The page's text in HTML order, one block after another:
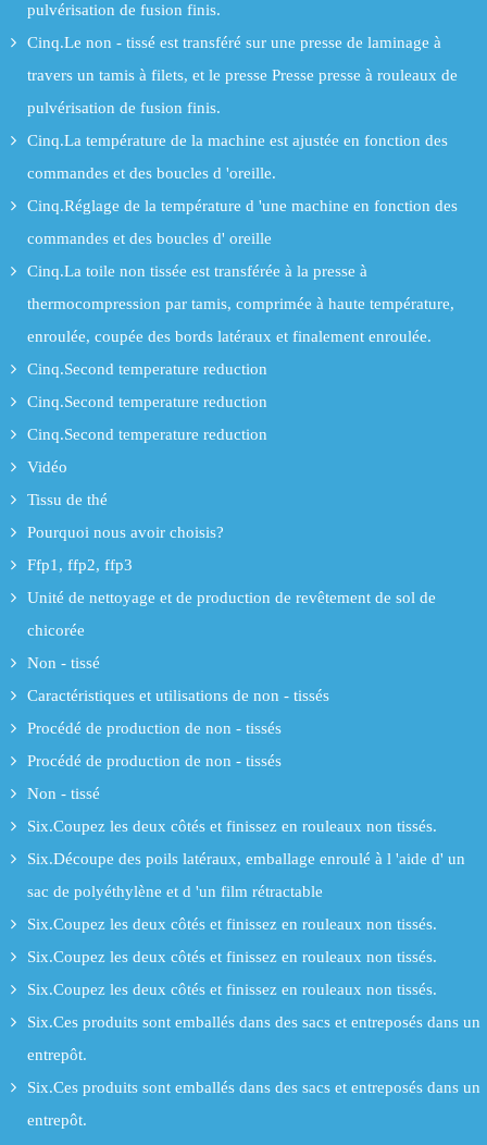
pulvérisation de fusion finis.
Cinq.Le non - tissé est transféré sur une presse de laminage à
travers un tamis à filets, et le presse Presse presse à rouleaux de
pulvérisation de fusion finis.
Cinq.La température de la machine est ajustée en fonction des
commandes et des boucles d 'oreille.
Cinq.Réglage de la température d 'une machine en fonction des
commandes et des boucles d' oreille
Cinq.La toile non tissée est transférée à la presse à
thermocompression par tamis, comprimée à haute température,
enroulée, coupée des bords latéraux et finalement enroulée.
Cinq.Second temperature reduction
Cinq.Second temperature reduction
Cinq.Second temperature reduction
Vidéo
Tissu de thé
Pourquoi nous avoir choisis?
Ffp1, ffp2, ffp3
Unité de nettoyage et de production de revêtement de sol de
chicorée
Non - tissé
Caractéristiques et utilisations de non - tissés
Procédé de production de non - tissés
Procédé de production de non - tissés
Non - tissé
Six.Coupez les deux côtés et finissez en rouleaux non tissés.
Six.Découpe des poils latéraux, emballage enroulé à l 'aide d' un
sac de polyéthylène et d 'un film rétractable
Six.Coupez les deux côtés et finissez en rouleaux non tissés.
Six.Coupez les deux côtés et finissez en rouleaux non tissés.
Six.Coupez les deux côtés et finissez en rouleaux non tissés.
Six.Ces produits sont emballés dans des sacs et entreposés dans un
entrepôt.
Six.Ces produits sont emballés dans des sacs et entreposés dans un
entrepôt.